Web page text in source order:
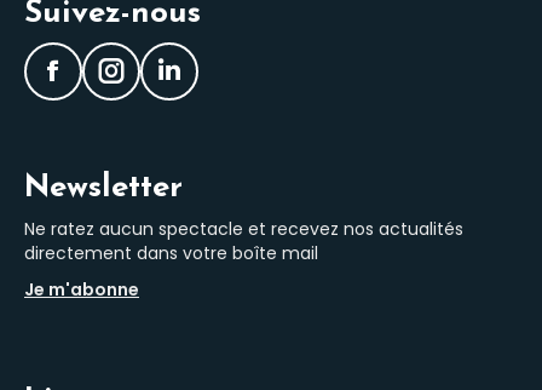
Suivez-nous
Facebook
InstagramLinkedIn
Newsletter
Ne ratez aucun spectacle et recevez nos actualités
directement dans votre boîte mail
Je m'abonne